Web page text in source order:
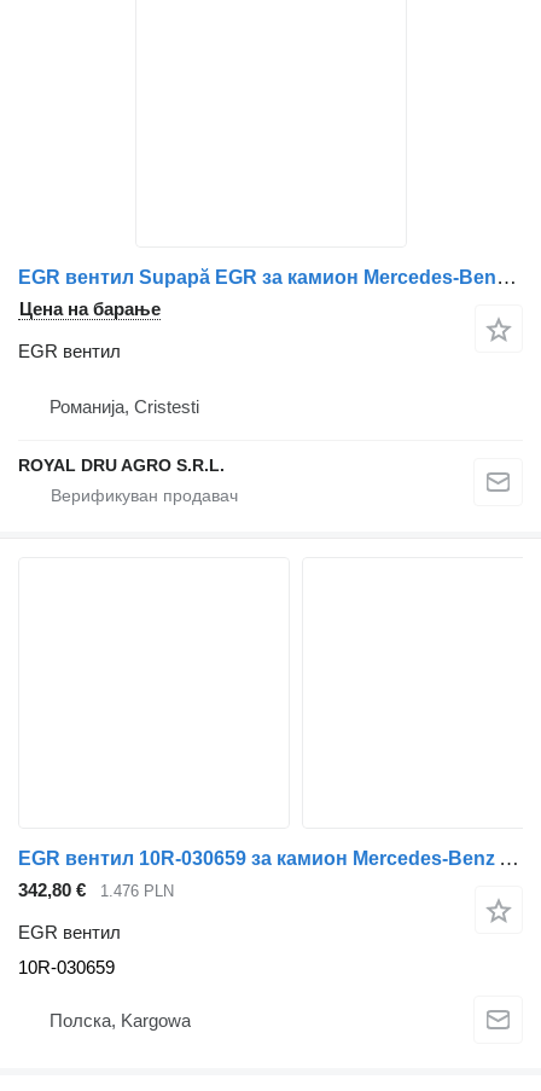
EGR вентил Supapă EGR за камион Mercedes-Benz AG 2000 10R-031639
Цена на барање
EGR вентил
Романија, Cristesti
ROYAL DRU AGRO S.R.L.
EGR вентил 10R-030659 за камион Mercedes-Benz ACTROS MP4
342,80 € 1.476 PLN
EGR вентил
10R-030659
Полска, Kargowa